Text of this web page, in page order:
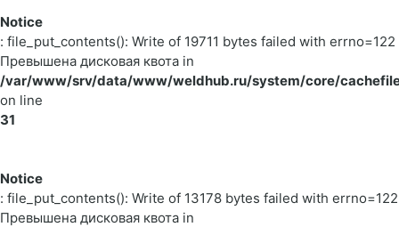
Notice
: file_put_contents(): Write of 19711 bytes failed with errno=122
Превышена дисковая квота in
/var/www/srv/data/www/weldhub.ru/system/core/
on line
31
Notice
: file_put_contents(): Write of 13178 bytes failed with errno=122
Превышена дисковая квота in